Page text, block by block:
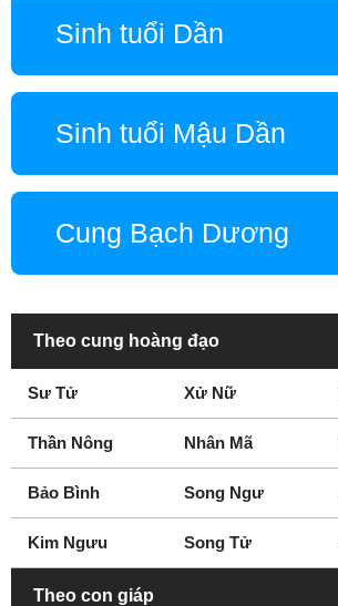
Sinh tuổi Dần
Sinh tuổi Mậu Dần
Cung Bạch Dương
Theo cung hoàng đạo
Sư Tử Xử Nữ
Thần Nông Nhân Mã
Bảo Bình Song Ngư
Kim Ngưu Song Tử
Theo con giáp